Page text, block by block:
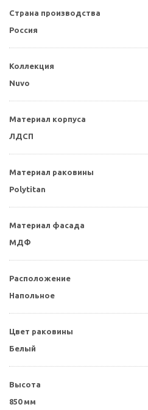
Страна производства
Россия
Коллекция
Nuvo
Материал корпуса
ЛДСП
Материал раковины
Polytitan
Материал фасада
МДФ
Расположение
Напольное
Цвет раковины
Белый
Высота
850 мм